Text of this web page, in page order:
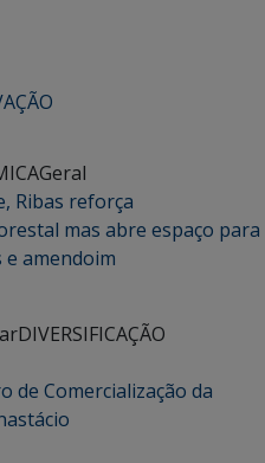
Geral
Ribas reforça
mas abre espaço para
e amendoim
DIVERSIFICAÇÃO
de Comercialização da